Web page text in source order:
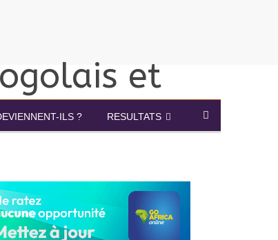
ILS ? RESULTATS